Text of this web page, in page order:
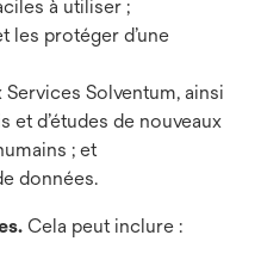
à utiliser ;
les protéger d’une
Solventum, ainsi
et d’études de nouveaux
; et
données.
Cela peut inclure :